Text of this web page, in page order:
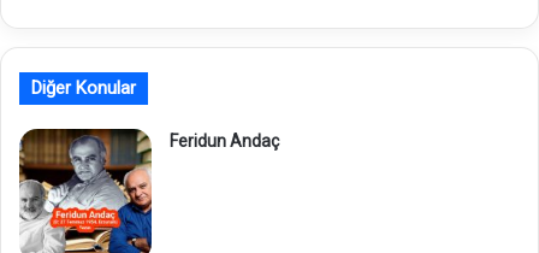
Diğer Konular
Feridun Andaç